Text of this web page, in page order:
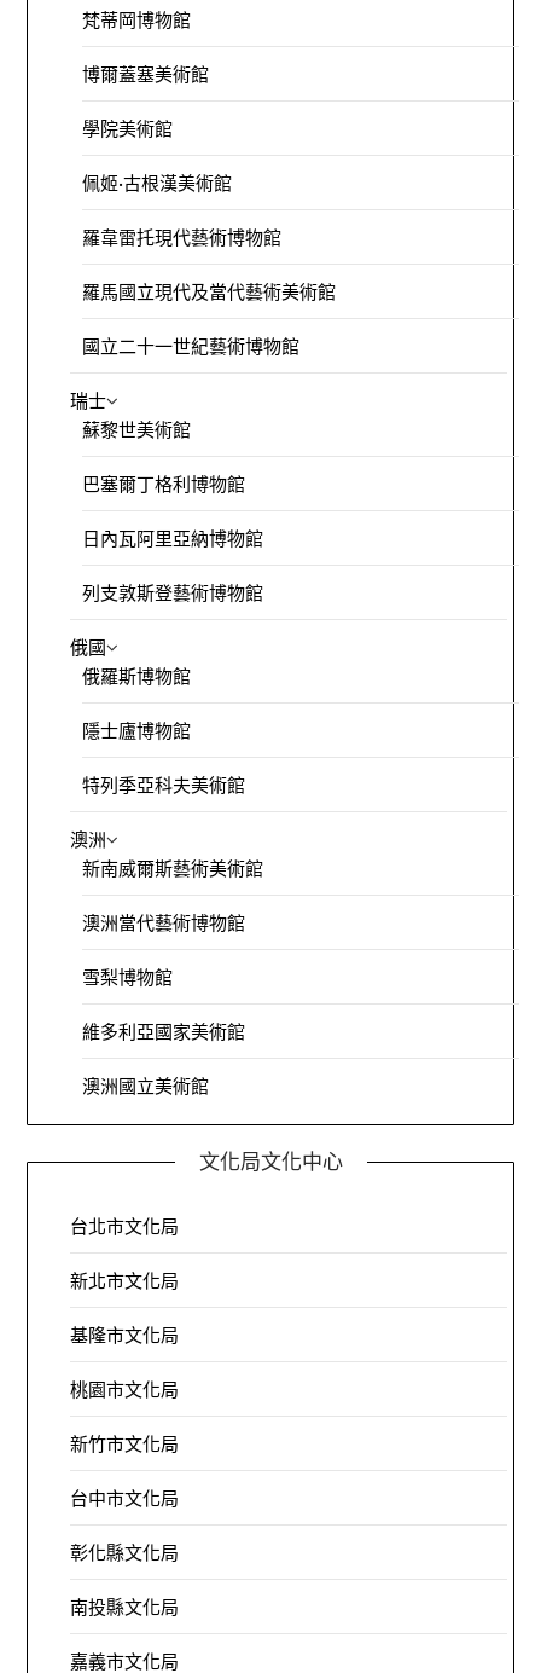
梵蒂岡博物館
博爾蓋塞美術館
學院美術館
佩姬·古根漢美術館
羅韋雷托現代藝術博物館
羅馬國立現代及當代藝術美術館
國立二十一世紀藝術博物館
瑞士
蘇黎世美術館
巴塞爾丁格利博物館
日內瓦阿里亞納博物館
列支敦斯登藝術博物館
俄國
俄羅斯博物館
隱士廬博物館
特列季亞科夫美術館
澳洲
新南威爾斯藝術美術館
澳洲當代藝術博物館
雪梨博物館
維多利亞國家美術館
澳洲國立美術館
文化局文化中心
台北市文化局
新北市文化局
基隆市文化局
桃園市文化局
新竹市文化局
台中市文化局
彰化縣文化局
南投縣文化局
嘉義市文化局